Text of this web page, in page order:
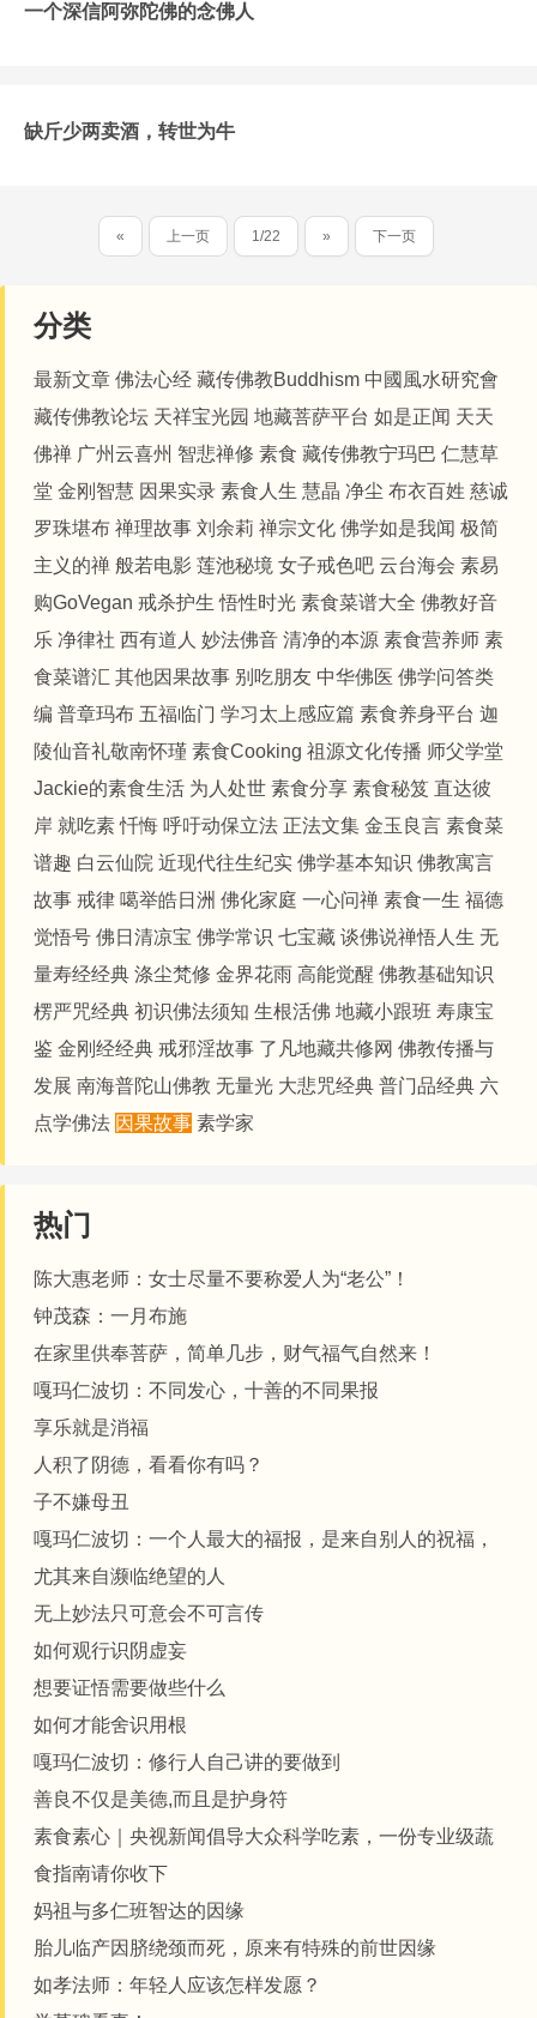
一个深信阿弥陀佛的念佛人
缺斤少两卖酒，转世为牛
« 上一页 1/22 » 下一页
分类
最新文章 佛法心经 藏传佛教Buddhism 中國風水研究會
藏传佛教论坛 天祥宝光园 地藏菩萨平台 如是正闻 天天
佛禅 广州云喜州 智悲禅修 素食 藏传佛教宁玛巴 仁慧草
堂 金刚智慧 因果实录 素食人生 慧晶 净尘 布衣百姓 慈诚
罗珠堪布 禅理故事 刘余莉 禅宗文化 佛学如是我闻 极简
主义的禅 般若电影 莲池秘境 女子戒色吧 云台海会 素易
购GoVegan 戒杀护生 悟性时光 素食菜谱大全 佛教好音
乐 净律社 西有道人 妙法佛音 清净的本源 素食营养师 素
食菜谱汇 其他因果故事 别吃朋友 中华佛医 佛学问答类
编 普章玛布 五福临门 学习太上感应篇 素食养身平台 迦
陵仙音礼敬南怀瑾 素食Cooking 祖源文化传播 师父学堂
Jackie的素食生活 为人处世 素食分享 素食秘笈 直达彼
岸 就吃素 忏悔 呼吁动保立法 正法文集 金玉良言 素食菜
谱趣 白云仙院 近现代往生纪实 佛学基本知识 佛教寓言
故事 戒律 噶举皓日洲 佛化家庭 一心问禅 素食一生 福德
觉悟号 佛日清凉宝 佛学常识 七宝藏 谈佛说禅悟人生 无
量寿经经典 涤尘梵修 金界花雨 高能觉醒 佛教基础知识
楞严咒经典 初识佛法须知 生根活佛 地藏小跟班 寿康宝
鉴 金刚经经典 戒邪淫故事 了凡地藏共修网 佛教传播与
发展 南海普陀山佛教 无量光 大悲咒经典 普门品经典 六
点学佛法 因果故事 素学家
热门
陈大惠老师：女士尽量不要称爱人为“老公”！
钟茂森：一月布施
在家里供奉菩萨，简单几步，财气福气自然来！
嘎玛仁波切：不同发心，十善的不同果报
享乐就是消福
人积了阴德，看看你有吗？
子不嫌母丑
嘎玛仁波切：一个人最大的福报，是来自别人的祝福，
尤其来自濒临绝望的人
无上妙法只可意会不可言传
如何观行识阴虚妄
想要证悟需要做些什么
如何才能舍识用根
嘎玛仁波切：修行人自己讲的要做到
善良不仅是美德,而且是护身符
素食素心｜央视新闻倡导大众科学吃素，一份专业级蔬
食指南请你收下
妈祖与多仁班智达的因缘
胎儿临产因脐绕颈而死，原来有特殊的前世因缘
如孝法师：年轻人应该怎样发愿？